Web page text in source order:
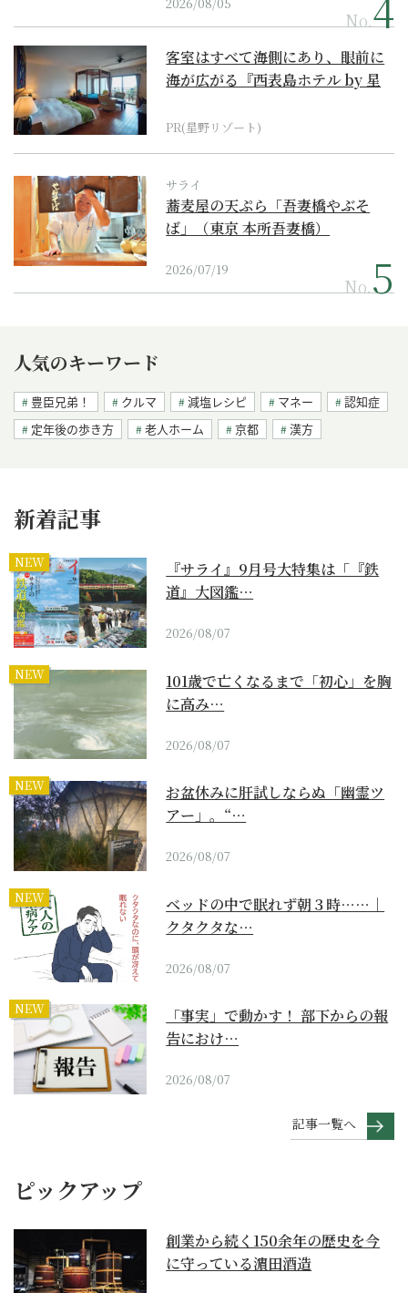
No.
客室はすべて海側にあり、眼前に
海が広がる『西表島ホテル by 星
PR(星野リゾート)
サライ
蕎麦屋の天ぷら「吾妻橋やぶそ
ば」（東京 本所吾妻橋）
2026/07/19
No.
人気のキーワード
豊臣兄弟！ クルマ 減塩レシピ マネー
認知症
定年後の歩き方
老人ホーム 京都 漢方
新着記事
NEW
『サライ』9月号大特集は「『鉄
道』大図鑑…
2026/08/07
NEW
101歳で亡くなるまで「初心」を胸
に高み…
2026/08/07
NEW
お盆休みに肝試しならぬ「幽霊ツ
アー」。“…
2026/08/07
NEW
ベッドの中で眠れず朝３時……｜
クタクタな…
2026/08/07
NEW
「事実」で動かす！ 部下からの報
告におけ…
2026/08/07
記事一覧へ
ピックアップ
創業から続く150余年の歴史を今
に守っている濵田酒造